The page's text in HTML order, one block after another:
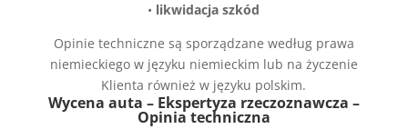
• likwidacja szkód
Opinie techniczne są sporządzane według prawa
niemieckiego w języku niemieckim lub na życzenie
Klienta również w języku polskim.
Wycena auta – Ekspertyza rzeczoznawcza –
Opinia techniczna